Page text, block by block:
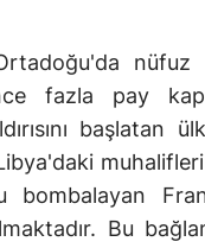
nüfuz
fazla pay
başlatan
bombalayan
Bu